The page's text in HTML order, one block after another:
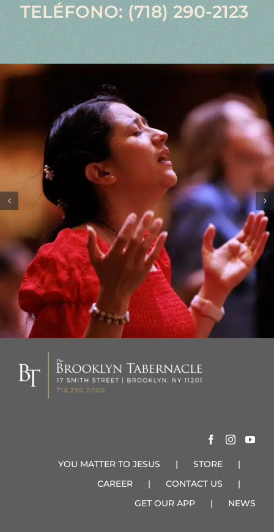
TELÉFONO: (718) 290-2123
YOU MATTER TO JESUS
STORE
CAREER
CONTACT US
GET OUR APP
NEWS